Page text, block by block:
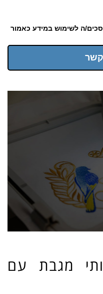
ה לשימוש במידע כאמור
קשר
מגבת עם